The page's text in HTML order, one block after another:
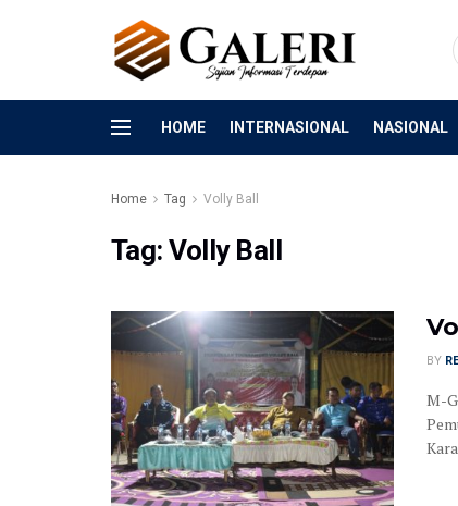
HOME INTERNASIONAL NASIONAL
Home Tag Volly Ball
Tag:Volly Ball
BY
M-